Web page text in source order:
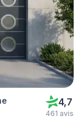
4,7
461 avis